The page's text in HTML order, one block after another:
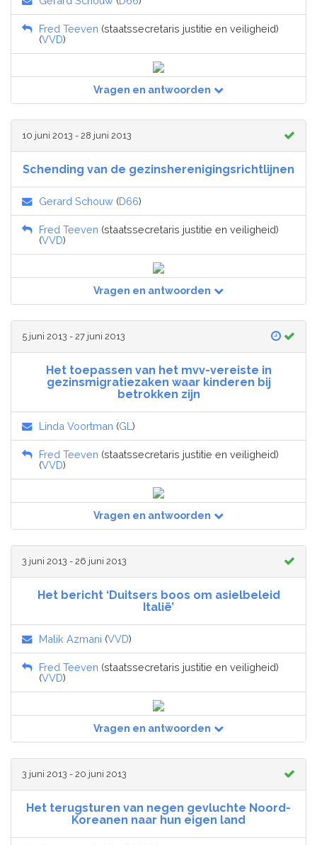
Fred Teeven (staatssecretaris justitie en veiligheid)
(VVD)
Vragen en antwoorden
10 juni 2013 - 28 juni 2013
Schending van de gezinsherenigingsrichtlijnen
Gerard Schouw (D66)
Fred Teeven (staatssecretaris justitie en veiligheid)
(VVD)
Vragen en antwoorden
5 juni 2013 - 27 juni 2013
Het toepassen van het mvv-vereiste in
gezinsmigratiezaken waar kinderen bij
betrokken zijn
Linda Voortman (GL )
Fred Teeven (staatssecretaris justitie en veiligheid)
(VVD)
Vragen en antwoorden
3 juni 2013 - 26 juni 2013
Het bericht ‘Duitsers boos om asielbeleid
Italië’
Malik Azmani (VVD)
Fred Teeven (staatssecretaris justitie en veiligheid)
(VVD)
Vragen en antwoorden
3 juni 2013 - 20 juni 2013
Het terugsturen van negen gevluchte Noord-
Koreanen naar hun eigen land